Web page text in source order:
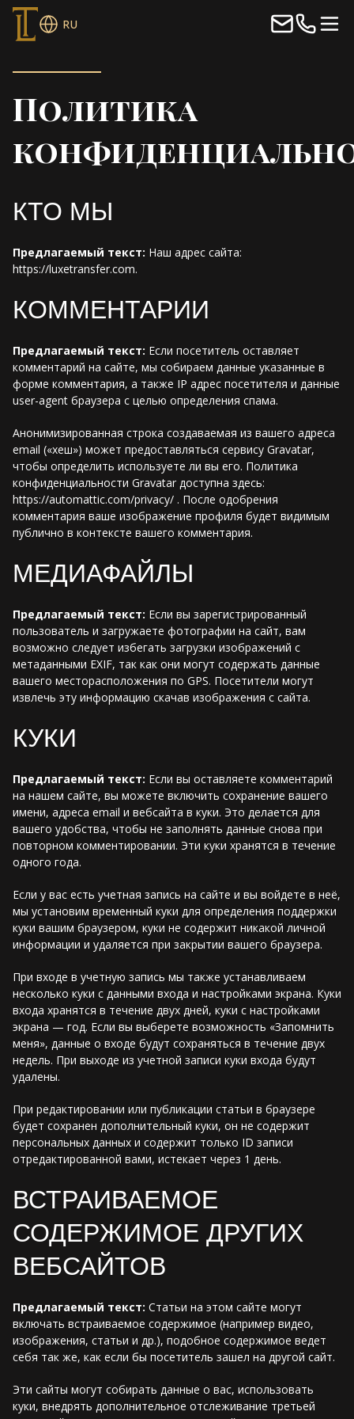
RU
Политика
КТО МЫ
Предлагаемый текст: Наш адрес сайта:
https://luxetransfer.com.
КОММЕНТАРИИ
Предлагаемый текст: Если посетитель оставляет
комментарий на сайте, мы собираем данные указанные в
форме комментария, а также IP адрес посетителя и данные
user-agent браузера с целью определения спама.
Анонимизированная строка создаваемая из вашего адреса
email («хеш») может предоставляться сервису Gravatar,
чтобы определить используете ли вы его. Политика
конфиденциальности Gravatar доступна здесь:
https://automattic.com/privacy/ . После одобрения
комментария ваше изображение профиля будет видимым
публично в контексте вашего комментария.
МЕДИАФАЙЛЫ
Предлагаемый текст: Если вы зарегистрированный
пользователь и загружаете фотографии на сайт, вам
возможно следует избегать загрузки изображений с
метаданными EXIF, так как они могут содержать данные
вашего месторасположения по GPS. Посетители могут
извлечь эту информацию скачав изображения с сайта.
КУКИ
Предлагаемый текст: Если вы оставляете комментарий
на нашем сайте, вы можете включить сохранение вашего
имени, адреса email и вебсайта в куки. Это делается для
вашего удобства, чтобы не заполнять данные снова при
повторном комментировании. Эти куки хранятся в течение
одного года.
Если у вас есть учетная запись на сайте и вы войдете в неё,
мы установим временный куки для определения поддержки
куки вашим браузером, куки не содержит никакой личной
информации и удаляется при закрытии вашего браузера.
При входе в учетную запись мы также устанавливаем
несколько куки с данными входа и настройками экрана. Куки
входа хранятся в течение двух дней, куки с настройками
экрана — год. Если вы выберете возможность «Запомнить
меня», данные о входе будут сохраняться в течение двух
недель. При выходе из учетной записи куки входа будут
удалены.
При редактировании или публикации статьи в браузере
будет сохранен дополнительный куки, он не содержит
персональных данных и содержит только ID записи
отредактированной вами, истекает через 1 день.
ВСТРАИВАЕМОЕ
СОДЕРЖИМОЕ ДРУГИХ
ВЕБСАЙТОВ
Предлагаемый текст: Статьи на этом сайте могут
включать встраиваемое содержимое (например видео,
изображения, статьи и др.), подобное содержимое ведет
себя так же, как если бы посетитель зашел на другой сайт.
Эти сайты могут собирать данные о вас, использовать
куки, внедрять дополнительное отслеживание третьей